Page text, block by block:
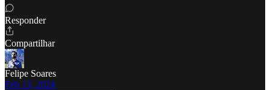
Responder
Compartilhar
Felipe Soares
Feb 13, 2024